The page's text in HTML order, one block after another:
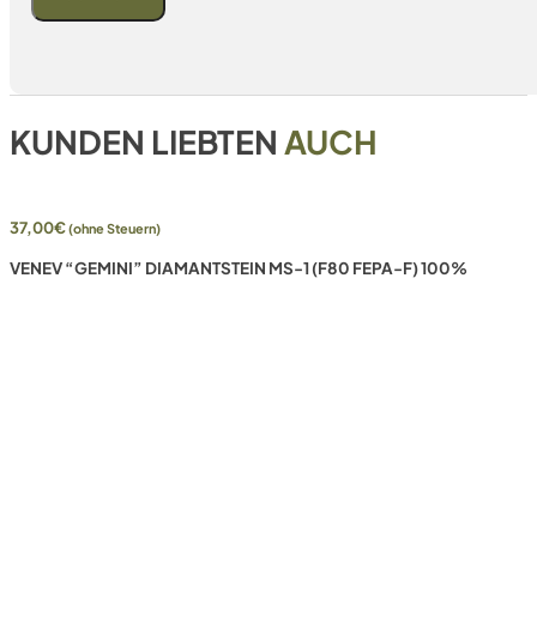
KUNDEN LIEBTEN AUCH
37,00€(ohne Steuern)
VENEV “GEMINI” DIAMANTSTEIN MS-1 (F80 FEPA-F) 100%